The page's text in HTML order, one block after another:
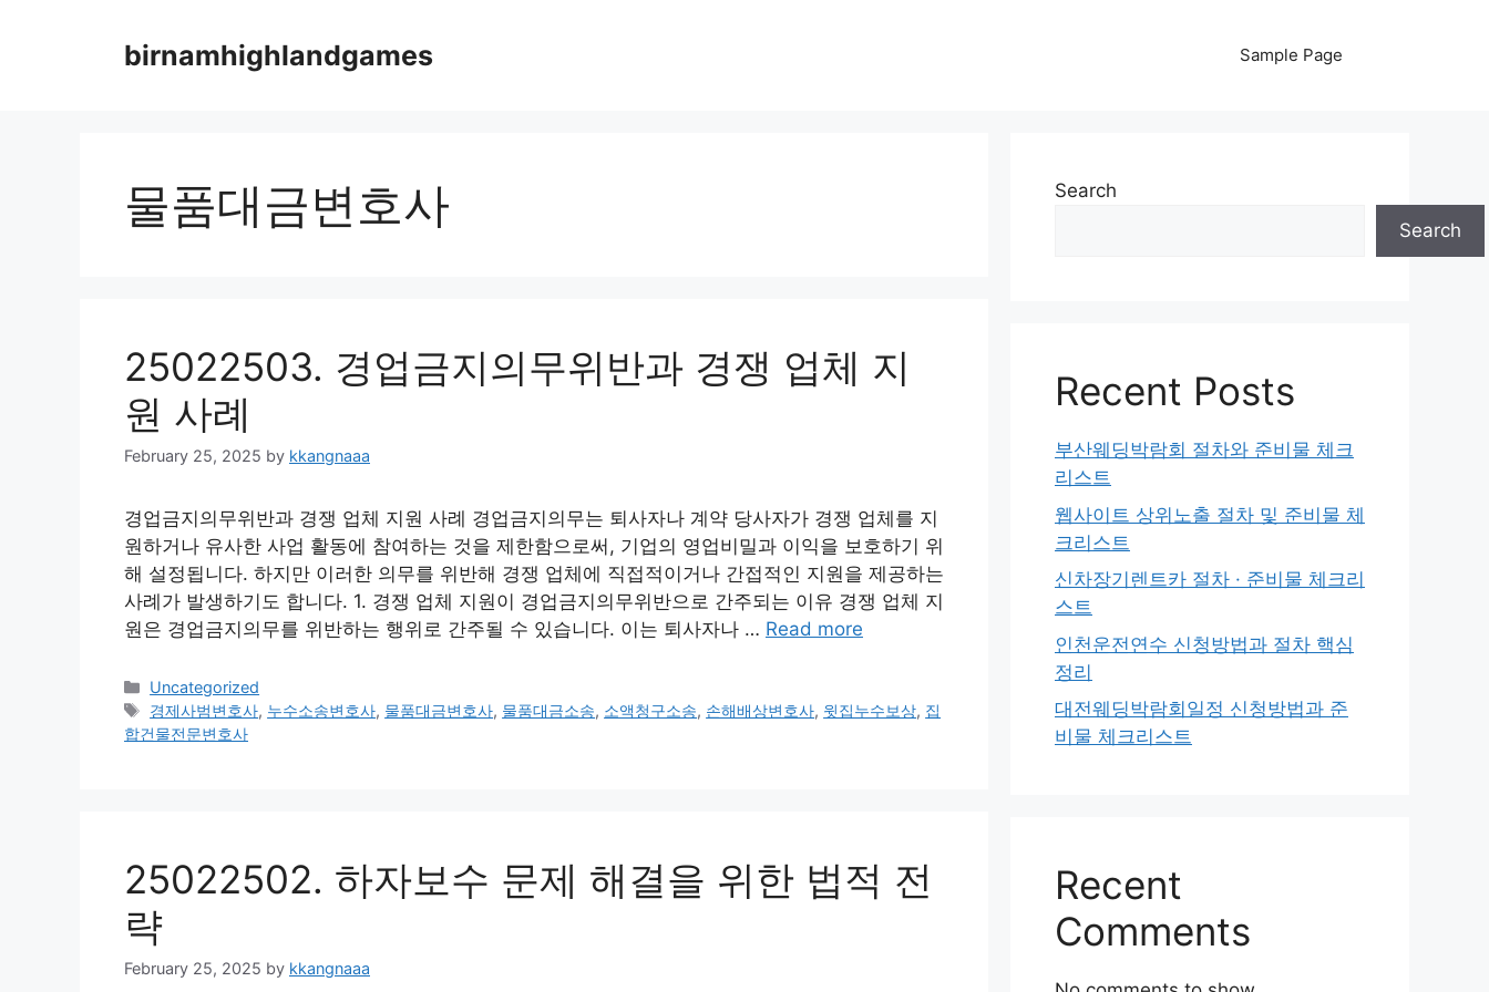
birnamhighlandgames Sample Page
물품대금변호사
25022503. 경업금지의무위반과 경쟁 업체 지
원 사례
February 25, 2025 by kkangnaaa
경업금지의무위반과 경쟁 업체 지원 사례 경업금지의무는 퇴사자나 계약 당사자가 경쟁 업체를 지
원하거나 유사한 사업 활동에 참여하는 것을 제한함으로써, 기업의 영업비밀과 이익을 보호하기 위
해 설정됩니다. 하지만 이러한 의무를 위반해 경쟁 업체에 직접적이거나 간접적인 지원을 제공하는
사례가 발생하기도 합니다. 1. 경쟁 업체 지원이 경업금지의무위반으로 간주되는 이유 경쟁 업체 지
원은 경업금지의무를 위반하는 행위로 간주될 수 있습니다. 이는 퇴사자나 … Read more
Categories
Uncategorized
Tags
경제사범변호사, 누수소송변호사, 물품대금변호사, 물품대금소송, 소액청구소송, 손해배상변호사, 윗집누수보상, 집
합건물전문변호사
25022502. 하자보수 문제 해결을 위한 법적 전
략
February 25, 2025 by kkangnaaa
Search
Search
Recent Posts
부산웨딩박람회 절차와 준비물 체크
리스트
웹사이트 상위노출 절차 및 준비물 체
크리스트
신차장기렌트카 절차 · 준비물 체크리
스트
인천운전연수 신청방법과 절차 핵심
정리
대전웨딩박람회일정 신청방법과 준
비물 체크리스트
Recent
Comments